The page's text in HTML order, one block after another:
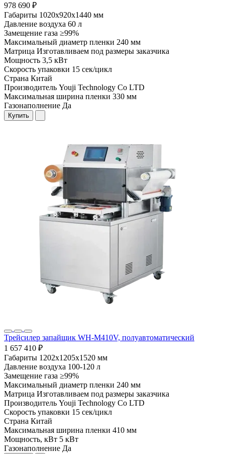
978 690 ₽
Габариты 1020х920х1440 мм
Давление воздуха 60 л
Замещение газа ≥99%
Максимальный диаметр пленки 240 мм
Матрица Изготавливаем под размеры заказчика
Мощность 3,5 кВт
Скорость упаковки 15 сек/цикл
Страна Китай
Производитель Youji Technology Co LTD
Максимальная ширина пленки 330 мм
Газонаполнение Да
Купить
Трейсилер запайщик WH-M410V, полуавтоматический
1 657 410 ₽
Габариты 1202х1205х1520 мм
Давление воздуха 100-120 л
Замещение газа ≥99%
Максимальный диаметр пленки 240 мм
Матрица Изготавливаем под размеры заказчика
Производитель Youji Technology Co LTD
Скорость упаковки 15 сек/цикл
Страна Китай
Максимальная ширина пленки 410 мм
Мощность, кВт 5 кВт
Газонаполнение Да